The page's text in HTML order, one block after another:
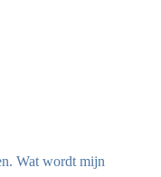
Wat wordt mijn